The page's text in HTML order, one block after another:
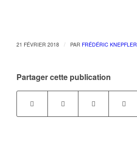
21 FÉVRIER 2018 / PAR FRÉDÉRIC KNEPFLER
Partager cette publication